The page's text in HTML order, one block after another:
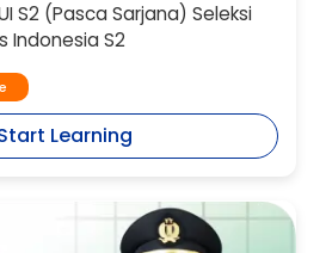
S2 (Pasca Sarjana) Seleksi
Indonesia S2
Learning